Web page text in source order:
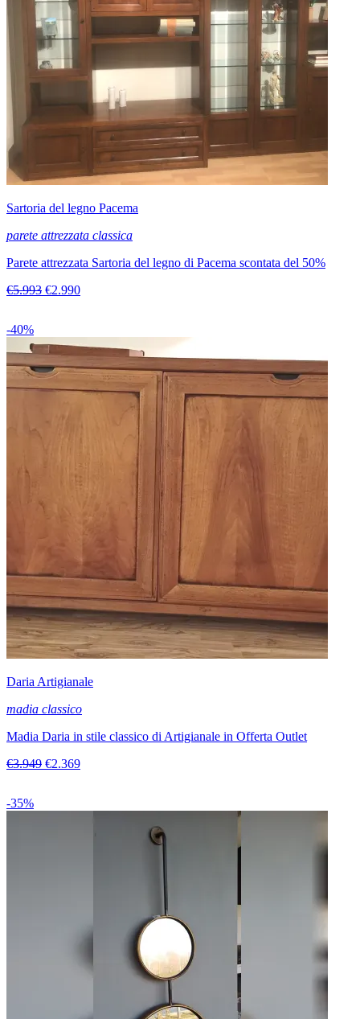
Sartoria del legno Pacema
parete attrezzata classica
Parete attrezzata Sartoria del legno di Pacema scontata del 50%
€5.993 €2.990
-40%
Daria Artigianale
madia classico
Madia Daria in stile classico di Artigianale in Offerta Outlet
€3.949 €2.369
-35%